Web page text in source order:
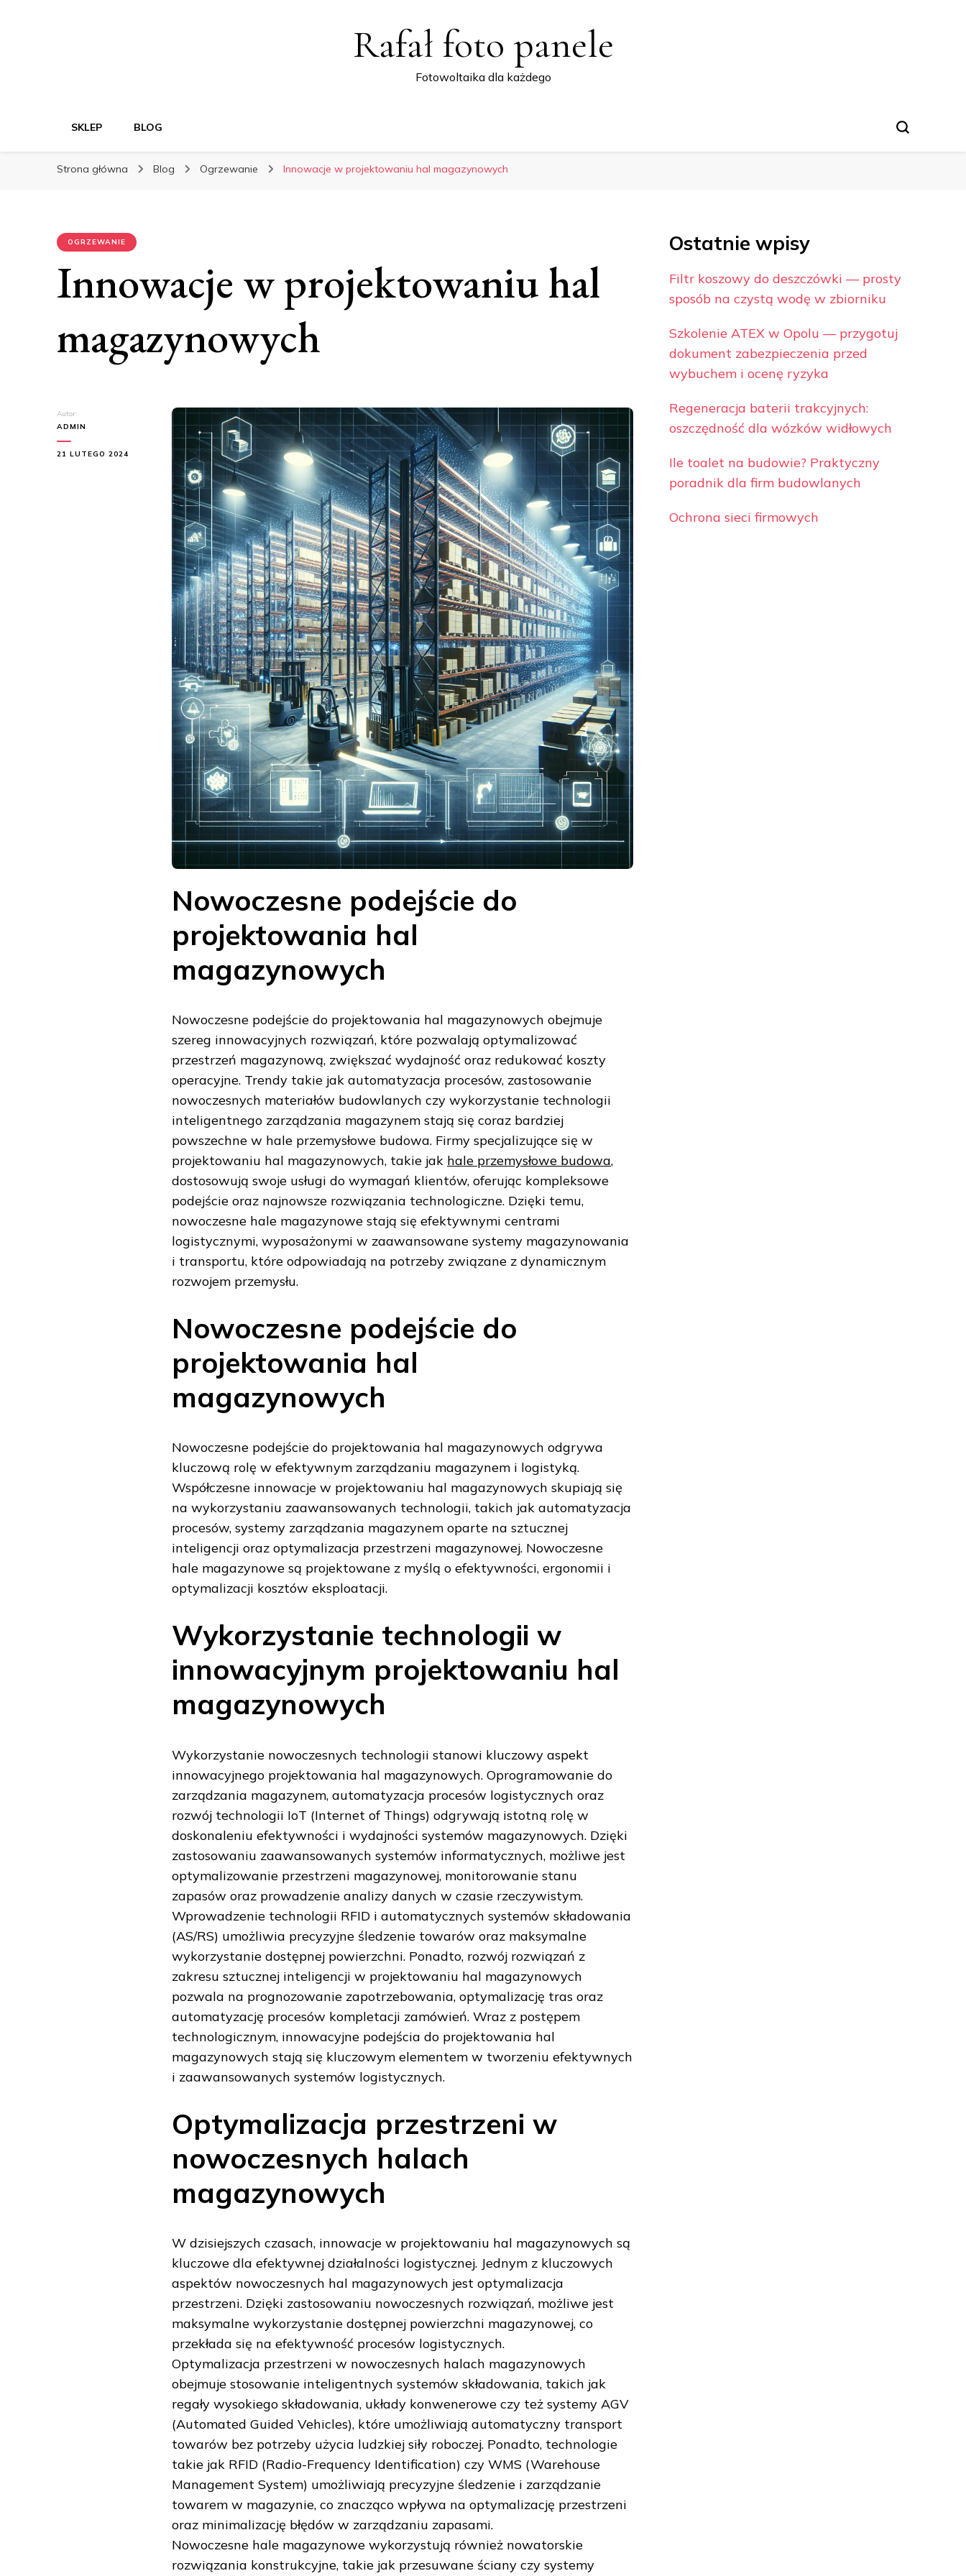
Rafał foto panele
Fotowoltaika dla każdego
SKLEP BLOG
Strona główna Blog Ogrzewanie Innowacje w projektowaniu hal magazynowych
OGRZEWANIE
Innowacje w projektowaniu hal
magazynowych
Autor:
ADMIN
21 LUTEGO 2024
Nowoczesne podejście do
projektowania hal
magazynowych
Nowoczesne podejście do projektowania hal magazynowych obejmuje
szereg innowacyjnych rozwiązań, które pozwalają optymalizować
przestrzeń magazynową, zwiększać wydajność oraz redukować koszty
operacyjne. Trendy takie jak automatyzacja procesów, zastosowanie
nowoczesnych materiałów budowlanych czy wykorzystanie technologii
inteligentnego zarządzania magazynem stają się coraz bardziej
powszechne w hale przemysłowe budowa. Firmy specjalizujące się w
projektowaniu hal magazynowych, takie jak hale przemysłowe budowa,
dostosowują swoje usługi do wymagań klientów, oferując kompleksowe
podejście oraz najnowsze rozwiązania technologiczne. Dzięki temu,
nowoczesne hale magazynowe stają się efektywnymi centrami
logistycznymi, wyposażonymi w zaawansowane systemy magazynowania
i transportu, które odpowiadają na potrzeby związane z dynamicznym
rozwojem przemysłu.
Nowoczesne podejście do
projektowania hal
magazynowych
Nowoczesne podejście do projektowania hal magazynowych odgrywa
kluczową rolę w efektywnym zarządzaniu magazynem i logistyką.
Współczesne innowacje w projektowaniu hal magazynowych skupiają się
na wykorzystaniu zaawansowanych technologii, takich jak automatyzacja
procesów, systemy zarządzania magazynem oparte na sztucznej
inteligencji oraz optymalizacja przestrzeni magazynowej. Nowoczesne
hale magazynowe są projektowane z myślą o efektywności, ergonomii i
optymalizacji kosztów eksploatacji.
Wykorzystanie technologii w
innowacyjnym projektowaniu hal
magazynowych
Wykorzystanie nowoczesnych technologii stanowi kluczowy aspekt
innowacyjnego projektowania hal magazynowych. Oprogramowanie do
zarządzania magazynem, automatyzacja procesów logistycznych oraz
rozwój technologii IoT (Internet of Things) odgrywają istotną rolę w
doskonaleniu efektywności i wydajności systemów magazynowych. Dzięki
zastosowaniu zaawansowanych systemów informatycznych, możliwe jest
optymalizowanie przestrzeni magazynowej, monitorowanie stanu
zapasów oraz prowadzenie analizy danych w czasie rzeczywistym.
Wprowadzenie technologii RFID i automatycznych systemów składowania
(AS/RS) umożliwia precyzyjne śledzenie towarów oraz maksymalne
wykorzystanie dostępnej powierzchni. Ponadto, rozwój rozwiązań z
zakresu sztucznej inteligencji w projektowaniu hal magazynowych
pozwala na prognozowanie zapotrzebowania, optymalizację tras oraz
automatyzację procesów kompletacji zamówień. Wraz z postępem
technologicznym, innowacyjne podejścia do projektowania hal
magazynowych stają się kluczowym elementem w tworzeniu efektywnych
i zaawansowanych systemów logistycznych.
Optymalizacja przestrzeni w
nowoczesnych halach
magazynowych
W dzisiejszych czasach, innowacje w projektowaniu hal magazynowych są
kluczowe dla efektywnej działalności logistycznej. Jednym z kluczowych
aspektów nowoczesnych hal magazynowych jest optymalizacja
przestrzeni. Dzięki zastosowaniu nowoczesnych rozwiązań, możliwe jest
maksymalne wykorzystanie dostępnej powierzchni magazynowej, co
przekłada się na efektywność procesów logistycznych.
Optymalizacja przestrzeni w nowoczesnych halach magazynowych
obejmuje stosowanie inteligentnych systemów składowania, takich jak
regały wysokiego składowania, układy konwenerowe czy też systemy AGV
(Automated Guided Vehicles), które umożliwiają automatyczny transport
towarów bez potrzeby użycia ludzkiej siły roboczej. Ponadto, technologie
takie jak RFID (Radio-Frequency Identification) czy WMS (Warehouse
Management System) umożliwiają precyzyjne śledzenie i zarządzanie
towarem w magazynie, co znacząco wpływa na optymalizację przestrzeni
oraz minimalizację błędów w zarządzaniu zapasami.
Nowoczesne hale magazynowe wykorzystują również nowatorskie
rozwiązania konstrukcyjne, takie jak przesuwane ściany czy systemy
Ostatnie wpisy
Filtr koszowy do deszczówki — prosty
sposób na czystą wodę w zbiorniku
Szkolenie ATEX w Opolu — przygotuj
dokument zabezpieczenia przed
wybuchem i ocenę ryzyka
Regeneracja baterii trakcyjnych:
oszczędność dla wózków widłowych
Ile toalet na budowie? Praktyczny
poradnik dla firm budowlanych
Ochrona sieci firmowych